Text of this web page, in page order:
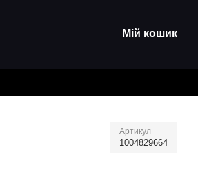
Мій кошик
Артикул
1004829664